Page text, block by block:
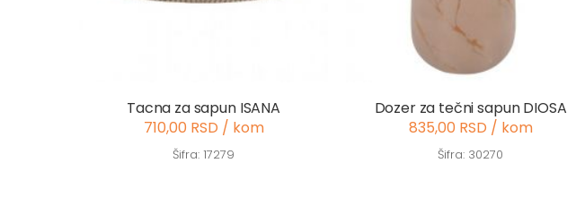
Tacna za sapun ISANA
710,00 RSD / kom
Šifra: 17279
Dozer za tečni sapun DIOSA
835,00 RSD / kom
Šifra: 30270